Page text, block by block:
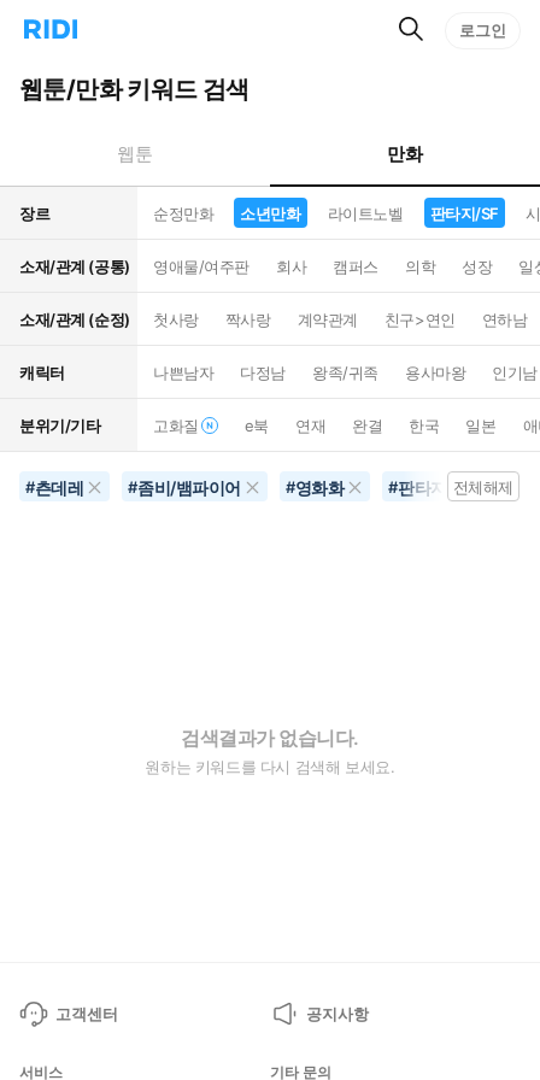
리
홈
으
턴
트
검
로그인
웹툰/만화 키워드 검색
웹툰 만화
장르 순정만화 소년만화 라이트노벨 판타지/SF
소재/관계 (공통) 영애물/여주판 회사 캠퍼스 의학 성장 일
소재/관계 (순정) 첫사랑 짝사랑 계약관계 친구>연인 연하남
캐릭터 나쁜남자 다정남 왕족/귀족 용사마왕 인기남
분위기/기타 고화질 e북 연재 완결 한국 일본
#츤데레 #좀비/뱀파이어 #영화화 #판타지/SF전체해제
검색결과가 없습니다.
원하는 키워드를 다시 검색해 보세요.
고객센터 공지사항
서비스 기타 문의